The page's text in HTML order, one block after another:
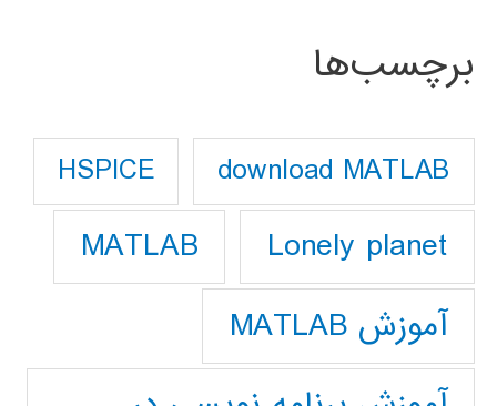
برچسب‌ها
download MATLAB
HSPICE
Lonely planet
MATLAB
آموزش MATLAB